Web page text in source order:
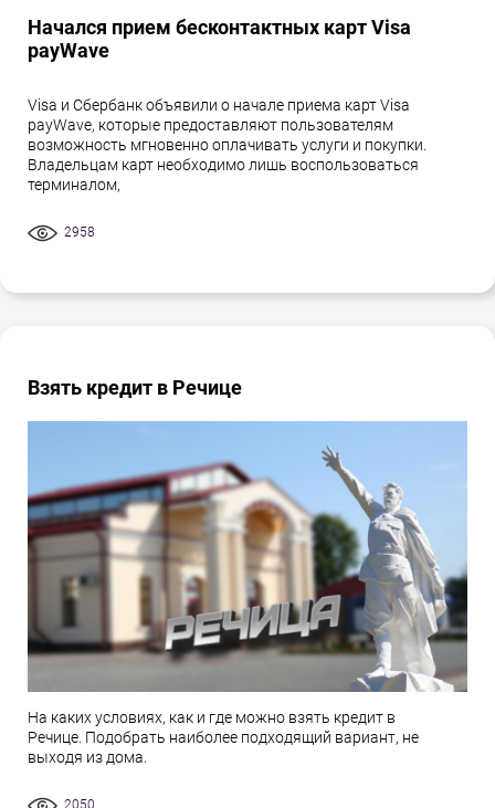
Начался прием бесконтактных карт Visa
payWave
Visa и Сбербанк объявили о начале приема карт Visa
payWave, которые предоставляют пользователям
возможность мгновенно оплачивать услуги и покупки.
Владельцам карт необходимо лишь воспользоваться
терминалом,
2958
Взять кредит в Речице
На каких условиях, как и где можно взять кредит в
Речице. Подобрать наиболее подходящий вариант, не
выходя из дома.